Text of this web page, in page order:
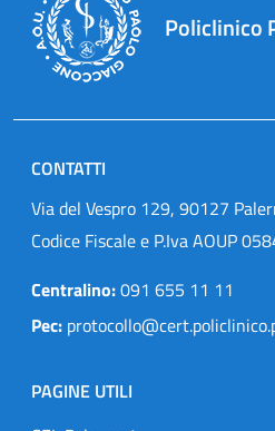
Policlinico
CONTATTI
Via del Vespro 129, 90127
Codice Fiscale e P.Iva AOUP
Centralino:091 655 11 11
Pec:
PAGINE UTILI